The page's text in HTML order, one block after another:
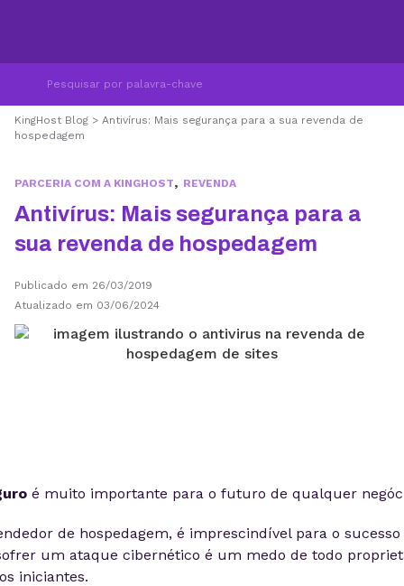
KingHost Blog > Antivírus: Mais segurança para a sua revenda de
hospedagem
PARCERIA COM A KINGHOST, REVENDA
Antivírus: Mais segurança para a
sua revenda de hospedagem
Publicado em 26/03/2019
Atualizado em 03/06/2024
é muito importante para o futuro de qualquer
de hospedagem, é imprescindível para o
um ataque cibernético é um medo de todo
iniciantes.